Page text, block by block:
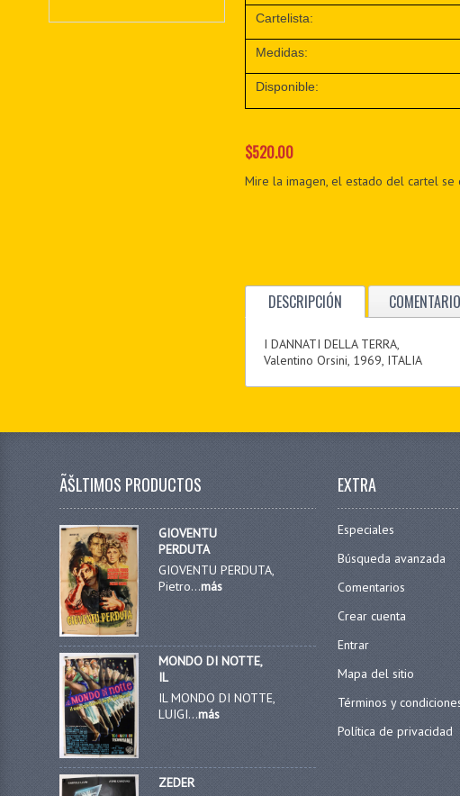
Cartelista:
Medidas:
Disponible:
$520.00
Mire la imagen, el estado del cartel se
DESCRIPCIÓN
I DANNATI DELLA TERRA,
Valentino Orsini, 1969, ITALIA
ÃŠLTIMOS PRODUCTOS
GIOVENTU
PERDUTA
GIOVENTU PERDUTA,
Pietro...más
MONDO DI NOTTE,
IL
IL MONDO DI NOTTE,
LUIGI...más
ZEDER
EXTRA
Especiales
Búsqueda avanzada
Comentarios
Crear cuenta
Entrar
Mapa del sitio
Términos y
Política de privacidad